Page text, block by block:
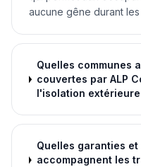
aucune gêne durant les
Quelles communes
couvertes par ALP
l'isolation
Quelles garanties
accompagnent les